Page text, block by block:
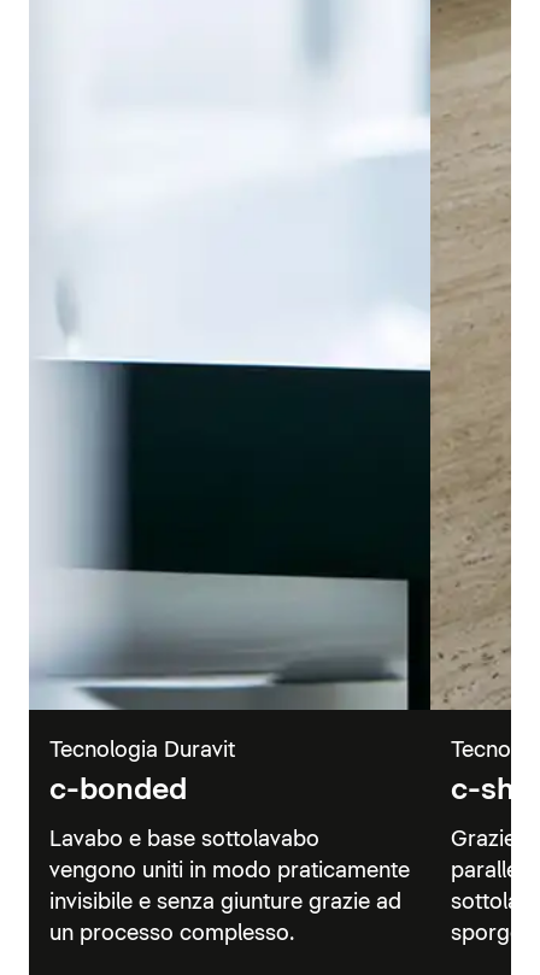
Tecnologia Duravit
c-bonded
Lavabo e base sottolavabo
vengono uniti in modo praticamente
invisibile e senza giunture grazie ad
un processo complesso.
c-
Grazie